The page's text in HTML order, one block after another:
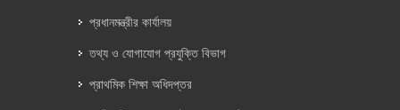
প্রধানমন্ত্রীর কার্যালয়
তথ্য ও যোগাযোগ প্রযুক্তি বিভাগ
প্রাথমিক শিক্ষা অধিদপ্তর